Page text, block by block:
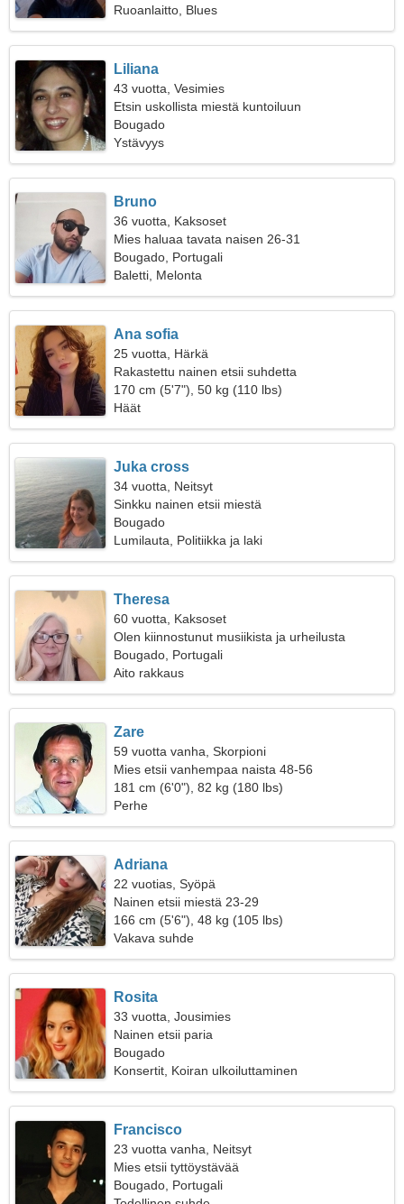
Ruoanlaitto, Blues
Liliana
43 vuotta, Vesimies
Etsin uskollista miestä kuntoiluun
Bougado
Ystävyys
Bruno
36 vuotta, Kaksoset
Mies haluaa tavata naisen 26-31
Bougado, Portugali
Baletti, Melonta
Ana sofia
25 vuotta, Härkä
Rakastettu nainen etsii suhdetta
170 cm (5'7"), 50 kg (110 lbs)
Häät
Juka cross
34 vuotta, Neitsyt
Sinkku nainen etsii miestä
Bougado
Lumilauta, Politiikka ja laki
Theresa
60 vuotta, Kaksoset
Olen kiinnostunut musiikista ja urheilusta
Bougado, Portugali
Aito rakkaus
Zare
59 vuotta vanha, Skorpioni
Mies etsii vanhempaa naista 48-56
181 cm (6'0"), 82 kg (180 lbs)
Perhe
Adriana
22 vuotias, Syöpä
Nainen etsii miestä 23-29
166 cm (5'6"), 48 kg (105 lbs)
Vakava suhde
Rosita
33 vuotta, Jousimies
Nainen etsii paria
Bougado
Konsertit, Koiran ulkoiluttaminen
Francisco
23 vuotta vanha, Neitsyt
Mies etsii tyttöystävää
Bougado, Portugali